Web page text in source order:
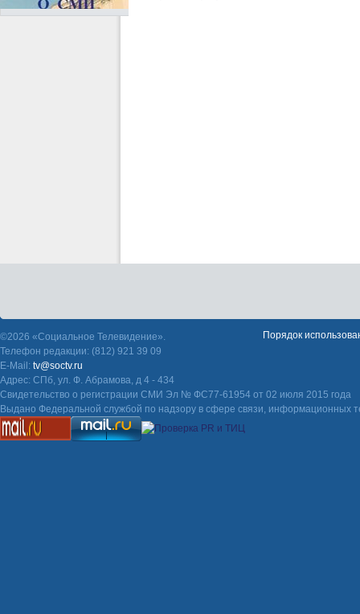
©2026 «Социальное Телевидение».
Телефон редакции: (812) 921 39 09
E-Mail: tv@soctv.ru
Адрес: СПб, ул. Ф. Абрамова, д 4 - 434
Свидетельство о регистрации СМИ Эл № ФС77-61954 от 02 июля 2015 года
Выдано Федеральной службой по надзору в сфере связи, информационных
Порядок